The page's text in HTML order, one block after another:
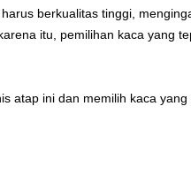
berkualitas tinggi,
itu, pemilihan kaca yang
atap ini dan memilih kaca